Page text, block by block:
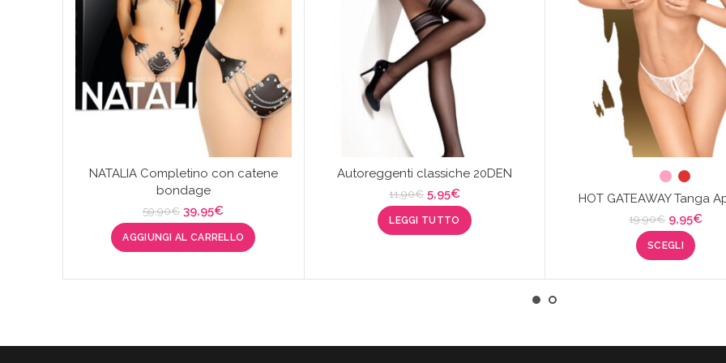
NATALIA Completino con catene
bondage
59,90€ Il
prezzo
originale
era:
39,95€Il
prezzo
attuale
è:
AGGIUNGI AL CARRELLO
Autoreggenti classiche 20DEN
11,90€ Il
prezzo
originale
era:
5,95€Il
prezzo
attuale
è:
LEGGI TUTTO
HOT GATEAWAY Tanga
19,90€ Il
prezzo
originale
era:
19,90€.
9,95€Il
SCEGLI